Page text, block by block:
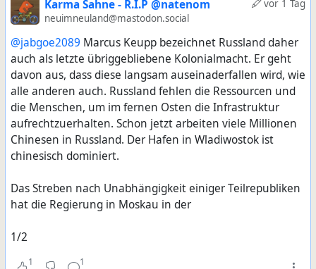
vor 1 Tag
Karma Sahne - R.I.P @natenom
neuimneuland@mastodon.social
@jabgoe2089 Marcus Keupp bezeichnet Russland daher
auch als letzte übriggebliebene Kolonialmacht. Er geht
davon aus, dass diese langsam auseinaderfallen wird, wie
alle anderen auch. Russland fehlen die Ressourcen und
die Menschen, um im fernen Osten die Infrastruktur
aufrechtzuerhalten. Schon jetzt arbeiten viele Millionen
Chinesen in Russland. Der Hafen in Wladiwostok ist
chinesisch dominiert.
Das Streben nach Unabhängigkeit einiger Teilrepubliken
hat die Regierung in Moskau in der
1/2
1 1